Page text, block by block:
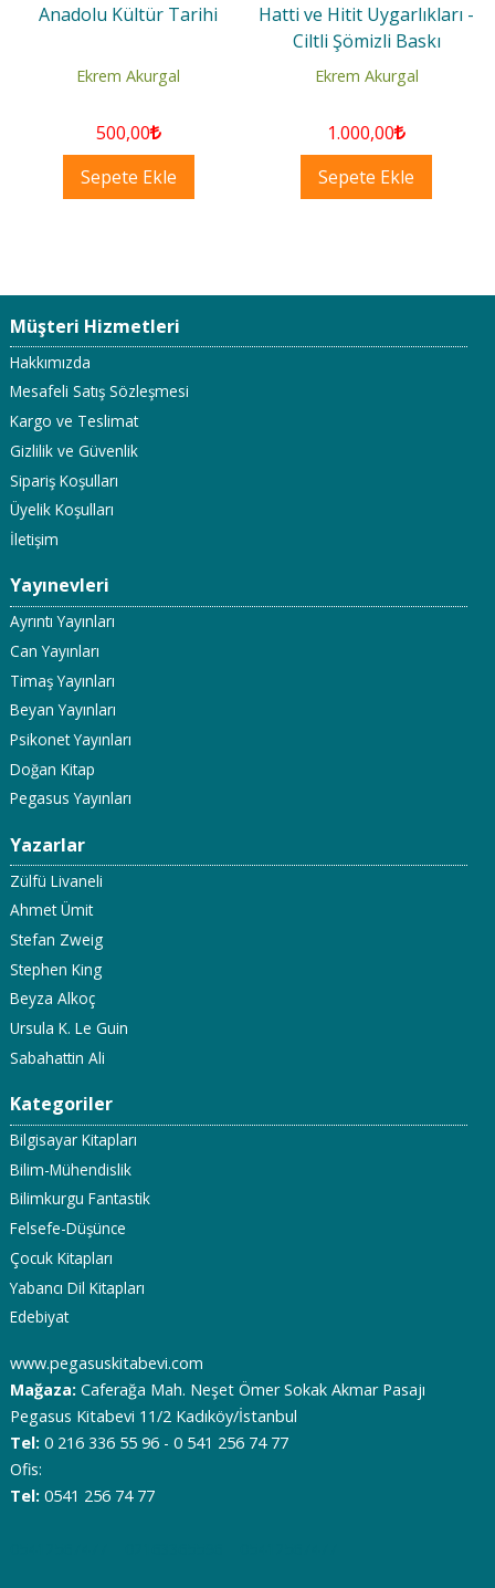
Anadolu Kültür Tarihi
Ekrem Akurgal
500,00
Sepete Ekle
Hatti ve Hitit Uygarlıkları -
Ciltli Şömizli Baskı
Ekrem Akurgal
1.000,00
Sepete Ekle
Müşteri Hizmetleri
Hakkımızda
Mesafeli Satış Sözleşmesi
Kargo ve Teslimat
Gizlilik ve Güvenlik
Sipariş Koşulları
Üyelik Koşulları
İletişim
Yayınevleri
Ayrıntı Yayınları
Can Yayınları
Timaş Yayınları
Beyan Yayınları
Psikonet Yayınları
Doğan Kitap
Pegasus Yayınları
Yazarlar
Zülfü Livaneli
Ahmet Ümit
Stefan Zweig
Stephen King
Beyza Alkoç
Ursula K. Le Guin
Sabahattin Ali
Kategoriler
Bilgisayar Kitapları
Bilim-Mühendislik
Bilimkurgu Fantastik
Felsefe-Düşünce
Çocuk Kitapları
Yabancı Dil Kitapları
Edebiyat
www.pegasuskitabevi.com
Mağaza: Caferağa Mah. Neşet Ömer Sokak Akmar Pasajı
Pegasus Kitabevi 11/2 Kadıköy/İstanbul
Tel: 0 216 336 55 96 - 0 541 256 74 77
Ofis:
Tel: 0541 256 74 77